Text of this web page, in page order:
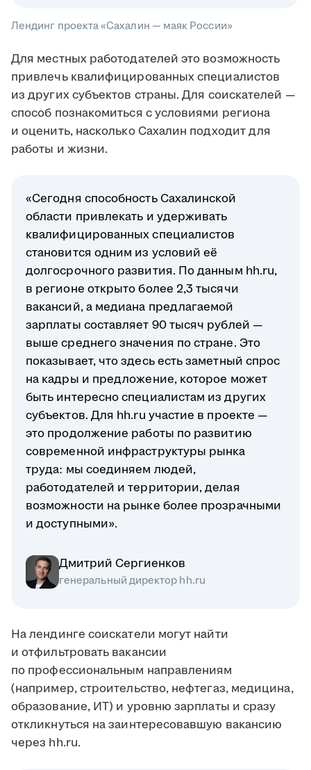
Лендинг проекта «Сахалин — маяк России»
Для местных работодателей это возможность
привлечь квалифицированных специалистов
из других субъектов страны. Для соискателей —
способ познакомиться с условиями региона
и оценить, насколько Сахалин подходит для
работы и жизни.
«Сегодня способность Сахалинской
области привлекать и удерживать
квалифицированных специалистов
становится одним из условий её
долгосрочного развития. По данным hh.ru,
в регионе открыто более 2,3 тысячи
вакансий, а медиана предлагаемой
зарплаты составляет 90 тысяч рублей —
выше среднего значения по стране. Это
показывает, что здесь есть заметный спрос
на кадры и предложение, которое может
быть интересно специалистам из других
субъектов. Для hh.ru участие в проекте —
это продолжение работы по развитию
современной инфраструктуры рынка
труда: мы соединяем людей,
работодателей и территории, делая
возможности на рынке более прозрачными
и доступными».
Дмитрий Сергиенков
генеральный директор hh.ru
На лендинге соискатели могут найти
и отфильтровать вакансии
по профессиональным направлениям
(например, строительство, нефтегаз, медицина,
образование, ИТ) и уровню зарплаты и сразу
откликнуться на заинтересовавшую вакансию
через hh.ru.